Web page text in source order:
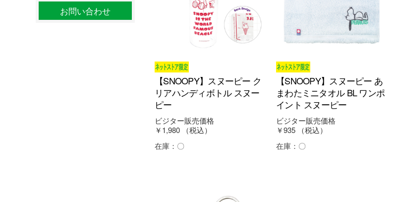
お問い合わせ
【SNOOPY】スヌーピー ク
リアハンディボトル スヌー
ピー
ビジター販売価格
￥1,980
（税込）
在庫： 〇
【SNOOPY】スヌーピー あ
まわたミニタオル BL ワンポ
イント スヌーピー
ビジター販売価格
￥935
（税込）
在庫： 〇